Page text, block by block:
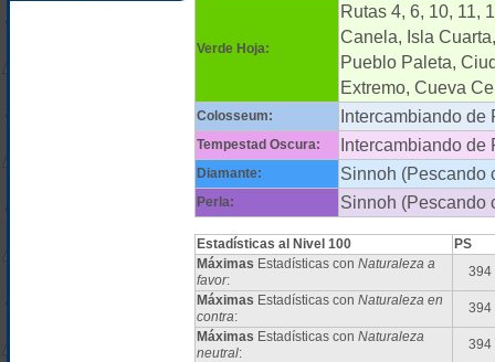
Verde Hoja:
Rutas 4, 6, 10, 11,
Canela, Isla
Pueblo Paleta,
Extremo, Cueva
Colosseum: Intercambiando
Tempestad Oscura: Intercambiando
Diamante: Sinnoh (Pescando
Perla: Sinnoh (Pescando
Estadísticas al Nivel 100
PS
Máximas Estadísticas con Naturaleza a
favor:
394
Máximas Estadísticas con Naturaleza en
contra:
394
Máximas Estadísticas con Naturaleza
neutral:
394